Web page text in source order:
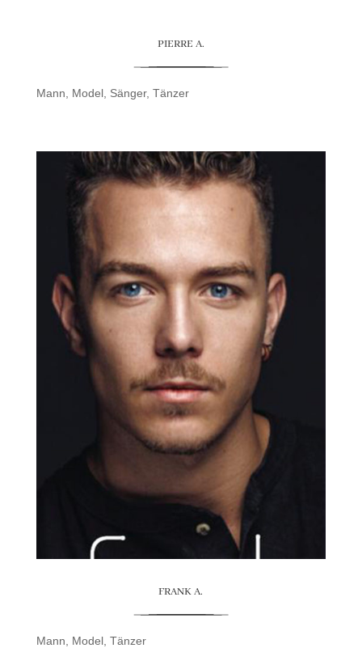
PIERRE A.
Mann Model, Sänger, Tänzer
FRANK A.
Mann Model, Tänzer